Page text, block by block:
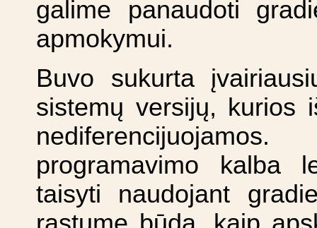
galime panaudoti
apmokymui.
Buvo sukurta
sistemų versijų, kurios
programavimo kalba
taisyti naudojant